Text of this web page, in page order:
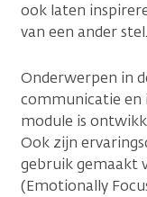
ook laten
van een ander stel.
Onderwerpen in
communicatie en
module is
Ook zijn
gebruik gemaakt
(Emotionally